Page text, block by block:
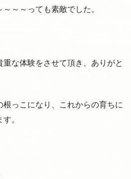
～～っても素敵でした。
な体験をさせて頂き、ありがと
根っこになり、これからの育ちに
。